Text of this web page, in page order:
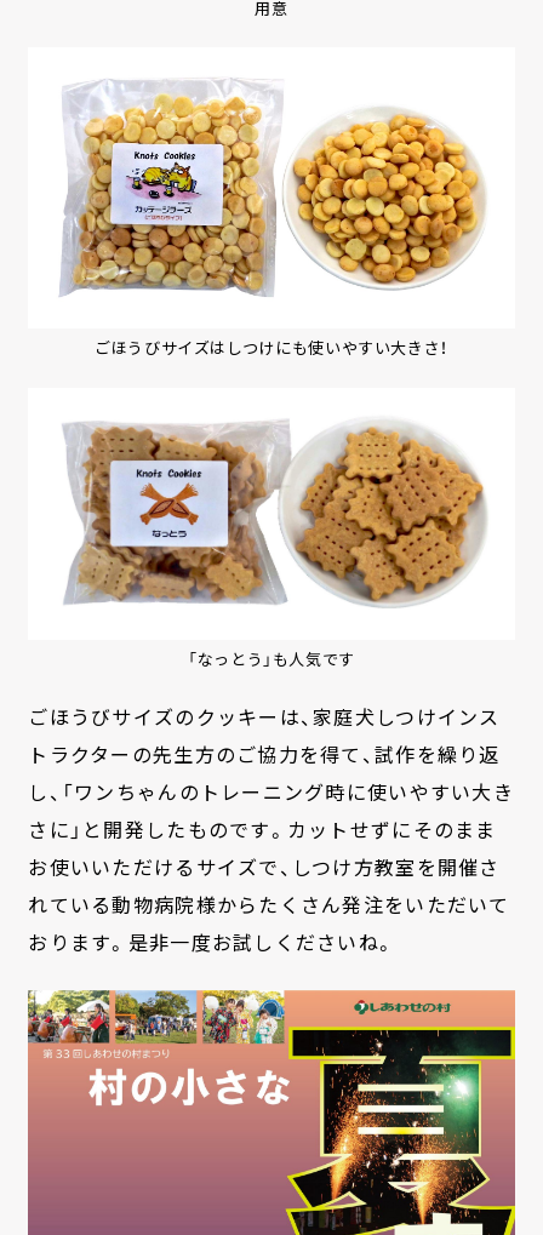
用意
ごほうびサイズはしつけにも使いやすい大きさ！
「なっとう」も人気です
ごほうびサイズのクッキーは、家庭犬しつけインス
トラクターの先生方のご協力を得て、試作を繰り返
し、「ワンちゃんのトレーニング時に使いやすい大き
さに」と開発したものです。カットせずにそのまま
お使いいただけるサイズで、しつけ方教室を開催さ
れている動物病院様からたくさん発注をいただいて
おります。是非一度お試しくださいね。